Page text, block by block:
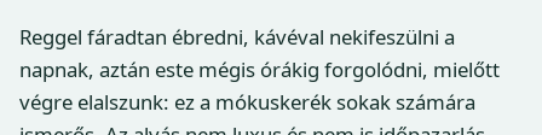
Reggel fáradtan ébredni, kávéval nekifeszülni a
napnak, aztán este mégis órákig forgolódni, mielőtt
végre elalszunk: ez a mókuskerék sokak számára